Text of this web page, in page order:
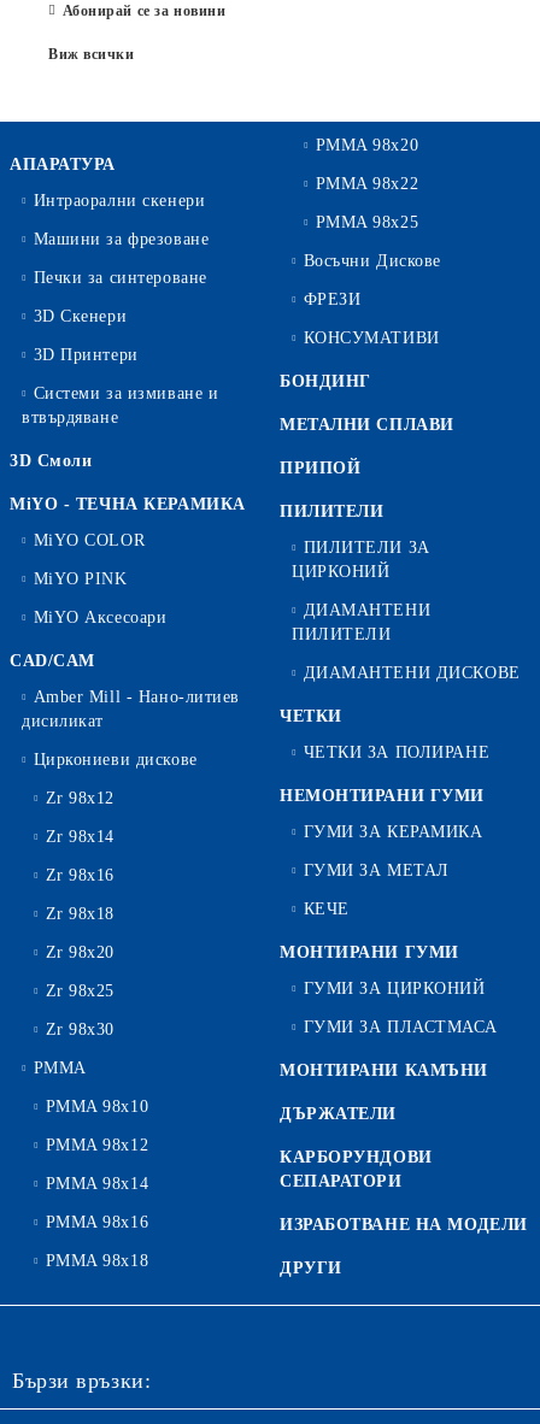
Абонирай се за новини
Виж всички
АПАРАТУРА
Интраорални скенери
Машини за фрезоване
Печки за синтероване
3D Скенери
3D Принтери
Системи за измиване и
втвърдяване
3D Смоли
MiYO - ТЕЧНА КЕРАМИКА
MiYO COLOR
MiYO PINK
MiYO Аксесоари
CAD/CAM
Amber Mill - Нано-литиев
дисиликат
Циркониеви дискове
Zr 98x12
Zr 98x14
Zr 98x16
Zr 98x18
Zr 98x20
Zr 98x25
Zr 98x30
PMMA
PMMA 98x10
PMMA 98x12
PMMA 98x14
PMMA 98x16
PMMA 98x18
PMMA 98x20
PMMA 98x22
PMMA 98x25
Восъчни Дискове
ФРЕЗИ
КОНСУМАТИВИ
БОНДИНГ
МЕТАЛНИ СПЛАВИ
ПРИПОЙ
ПИЛИТЕЛИ
ПИЛИТЕЛИ ЗА
ЦИРКОНИЙ
ДИАМАНТЕНИ
ПИЛИТЕЛИ
ДИАМАНТЕНИ ДИСКОВЕ
ЧЕТКИ
ЧЕТКИ ЗА ПОЛИРАНЕ
НЕМОНТИРАНИ ГУМИ
ГУМИ ЗА КЕРАМИКА
ГУМИ ЗА МЕТАЛ
КЕЧЕ
МОНТИРАНИ ГУМИ
ГУМИ ЗА ЦИРКОНИЙ
ГУМИ ЗА ПЛАСТМАСА
МОНТИРАНИ КАМЪНИ
ДЪРЖАТЕЛИ
КАРБОРУНДОВИ
СЕПАРАТОРИ
ИЗРАБОТВАНЕ НА МОДЕЛИ
ДРУГИ
Бързи връзки: